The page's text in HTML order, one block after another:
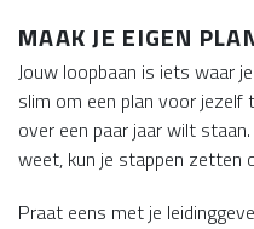
MAAK JE EIGEN
Jouw loopbaan is iets waar
slim om een plan voor jezelf
over een paar jaar wilt
weet, kun je stappen zetten
Praat eens met je